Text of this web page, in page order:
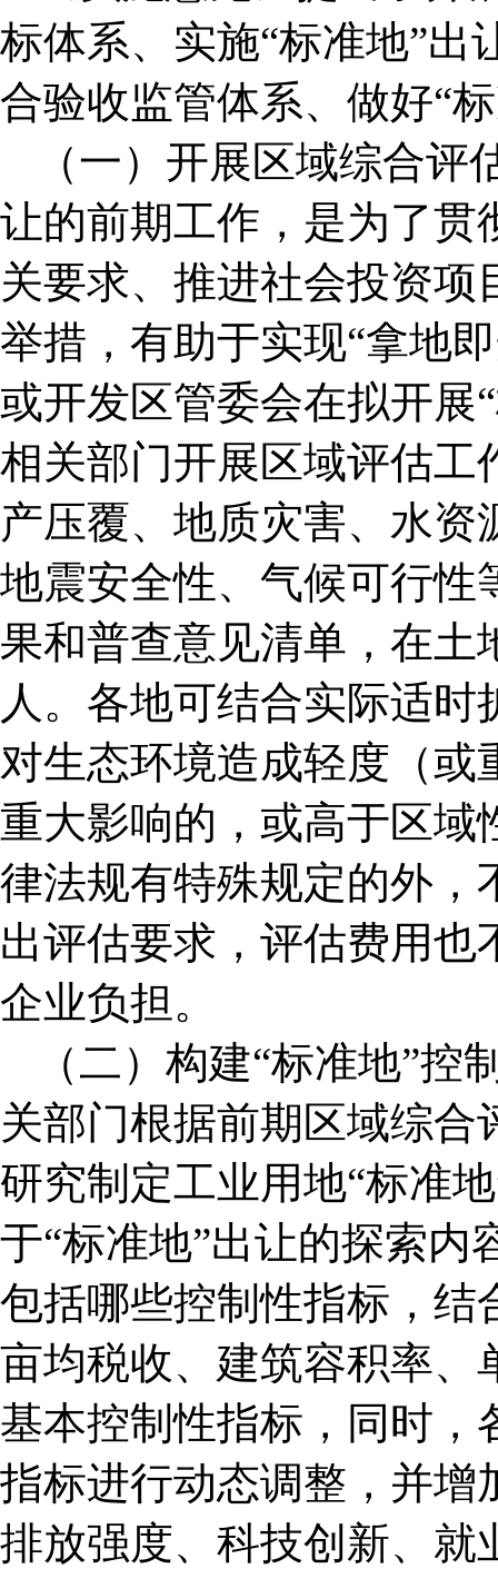
标体系、实施“标准地”出
合验收监管体系、做好“
（一）开展区域综合评
让的前期工作，是为了贯
关要求、推进社会投资项
举措，有助于实现“拿地
或开发区管委会在拟开展
相关部门开展区域评估工
产压覆、地质灾害、水
地震安全性、气候可行性
果和普查意见清单，在土
人。各地可结合实际适
对生态环境造成轻度（
重大影响的，或高于区域
律法规有特殊规定的外，
出评估要求，评估费用
企业负担。
（二）构建“标准地”
关部门根据前期区域综
研究制定工业用地“标准
于“标准地”出让的探索内
包括哪些控制性指标，结
亩均税收、建筑容积率、
基本控制性指标，同时，
指标进行动态调整，并增
排放强度、科技创新、